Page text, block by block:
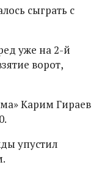
сыграть с
уже на 2-й
ворот,
Карим Гираев
упустил